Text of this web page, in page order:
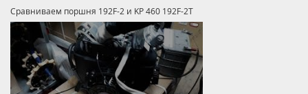
Сравниваем поршня 192F-2 и KP 460 192F-2T